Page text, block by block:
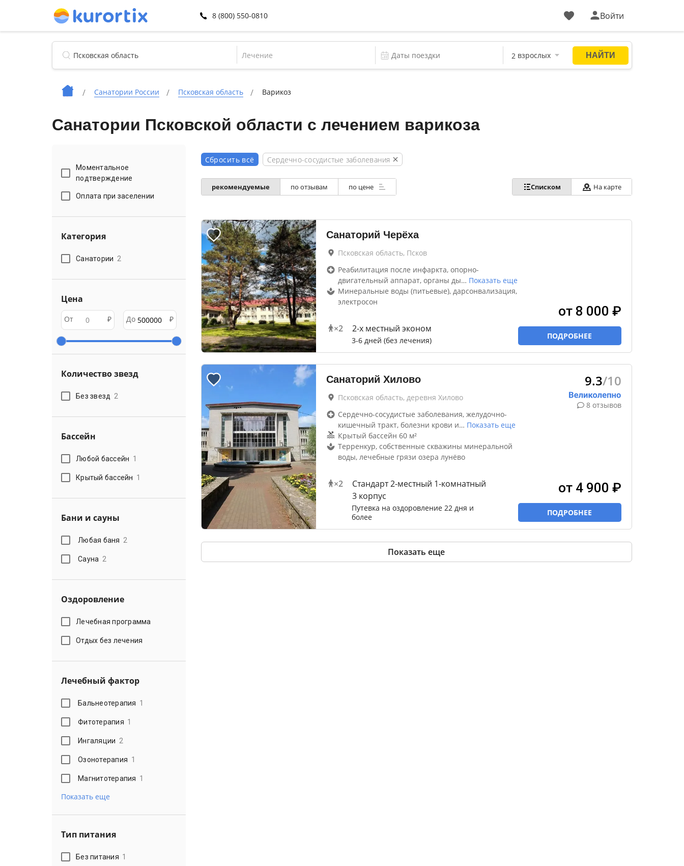
8 (800) 550-0810 Войти
Лечение
Санатории России Псковская область Варикоз
Санатории Псковской области с лечением варикоза
Моментальное
подтверждение
Оплата при заселении
Категория
Санатории 2
Цена
От ₽ До ₽
Количество звезд
Без звезд 2
Бассейн
Любой бассейн 1
Крытый бассейн 1
Бани и сауны
Любая баня 2
Сауна 2
Оздоровление
Лечебная программа
Отдых без лечения
Лечебный фактор
Бальнеотерапия 1
Фитотерапия 1
Ингаляции 2
Озонотерапия 1
Магнитотерапия 1
Показать еще
Тип питания
Без питания 1
Сбросить всё Сердечно-сосудистые заболевания
рекомендуемые по отзывам по цене Списком На карте
Санаторий Черёха
Псковская область, Псков
Реабилитация после инфаркта, опорно-
двигательный аппарат, органы ды… Показать еще
Минеральные воды (питьевые), дарсонвализация,
электросон
×2 2-x местный эконом
3-6 дней (без лечения)
от 8 000 ₽
ПОДРОБНЕЕ
Санаторий Хилово
Псковская область, деревня Хилово
Сердечно-сосудистые заболевания, желудочно-
кишечный тракт, болезни крови и… Показать еще
Крытый бассейн 60 м²
Терренкур, собственные скважины минеральной
воды, лечебные грязи озера лунёво
×2
Стандарт 2-местный 1-комнатный
3 корпус
Путевка на оздоровление 22 дня и
более
9.3/10
8 отзывов
от 4 900 ₽
ПОДРОБНЕЕ
Показать еще